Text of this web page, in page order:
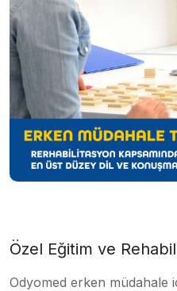
Özel Eğitim ve
Odyomed erken müdahale